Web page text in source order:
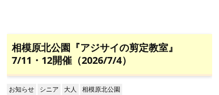
相模原北公園『アジサイの剪定教室』
7/11・12開催（2026/7/4）
お知らせ シニア 大人 相模原北公園